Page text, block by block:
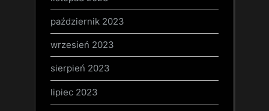
październik 2023
wrzesień 2023
sierpień 2023
lipiec 2023